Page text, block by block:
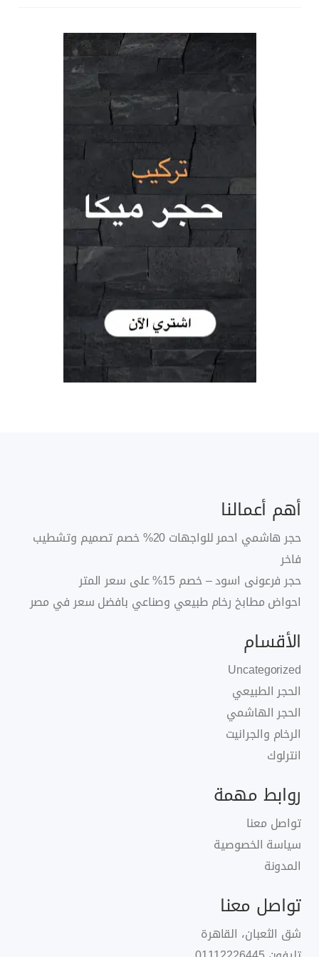
أهم أعمالنا
حجر هاشمي احمر للواجهات 20% خصم تصميم وتشطيب
فاخر
حجر فرعونى اسود – خصم 15% على سعر المتر
احواض مطابخ رخام طبيعي وصناعي بافضل سعر في مصر
الأقسام
Uncategorized
الحجر الطبيعي
الحجر الهاشمي
الرخام والجرانيت
انترلوك
روابط مهمة
تواصل معنا
سياسة الخصوصية
المدونة
تواصل معنا
شق الثعبان، القاهرة